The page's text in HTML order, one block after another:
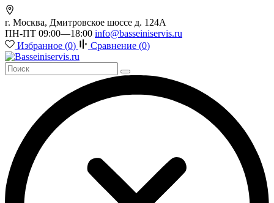
г. Москва, Дмитровское шоссе д. 124А
ПН-ПТ 09:00—18:00 info@basseiniservis.ru
Избранное (0) Сравнение (0)